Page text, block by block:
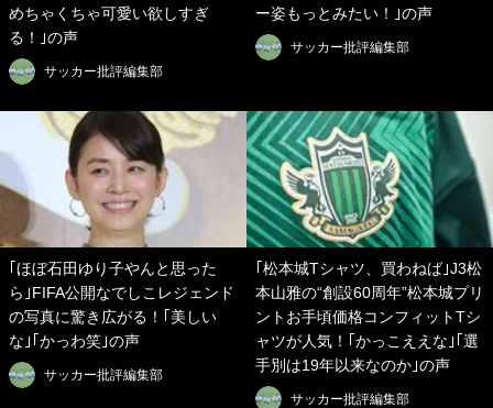
めちゃくちゃ可愛い欲しすぎ
る！｣の声
サッカー批評編集部
ー姿もっとみたい！｣の声
サッカー批評編集部
｢ほぼ石田ゆり子やんと思った
ら｣FIFA公開なでしこレジェンド
の写真に驚き広がる！｢美しい
な｣｢かっわ笑｣の声
サッカー批評編集部
｢松本城Tシャツ、買わねば｣J3松
本山雅の“創設60周年”松本城プリ
ントお手頃価格コンフィットTシ
ャツが人気！｢かっこええな｣｢選
手別は19年以来なのか｣の声
サッカー批評編集部